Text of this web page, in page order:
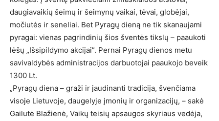
daugiavaikių šeimų ir šeimynų vaikai, tėvai, globėjai,
močiutės ir seneliai. Bet Pyragų dieną ne tik skanaujami
pyragai: vienas pagrindinių šios šventės tikslų – paaukoti
lėšų „Išsipildymo akcijai”. Pernai Pyragų dienos metu
savivaldybės administracijos darbuotojai paaukojo beveik
1300 Lt.
„Pyragų diena – graži ir jaudinanti tradicija, švenčiama
visoje Lietuvoje, daugelyje įmonių ir organizacijų, – sakė
Gailutė Blažienė, Vaikų teisių apsaugos skyriaus vedėja,